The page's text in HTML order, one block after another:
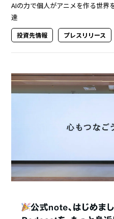
AIの力で個人がアニメを作る世界
達
投資先情報 プレスリリース